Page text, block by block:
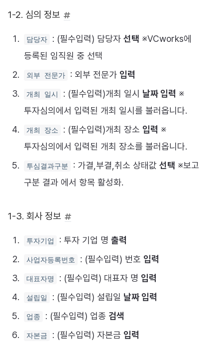
1-2. 심의 정보
담당자 : (필수입력) 담당자 선택 ※VCworks에
등록된 임직원 중 선택
외부 전문가 : 외부 전문가 입력
개최 일시 : (필수입력)개최 일시 날짜 입력 ※
투자심의에서 입력된 개최 일시를 불러옵니다.
개최 장소 : (필수입력)개최 장소 입력 ※
투자심의에서 입력된 개최 장소를 불러옵니다.
투심결과구분 : 가결,부결,취소 상태값 선택 ※보고
구분 결과 에서 항목 활성화.
1-3. 회사 정보
투자기업 : 투자 기업 명 출력
사업자등록번호 : (필수입력) 번호 입력
대표자명 : (필수입력) 대표자 명 입력
설립일 : (필수입력) 설립일 날짜 입력
업종 : (필수입력) 업종 검색
자본금 : (필수입력) 자본금 입력